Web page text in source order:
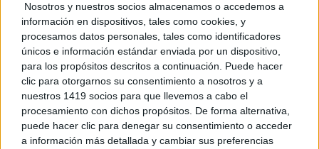
Nosotros y nuestros socios almacenamos o accedemos a
información en dispositivos, tales como cookies, y
procesamos datos personales, tales como identificadores
únicos e información estándar enviada por un dispositivo,
para los propósitos descritos a continuación. Puede hacer
clic para otorgarnos su consentimiento a nosotros y a
nuestros 1419 socios para que llevemos a cabo el
procesamiento con dichos propósitos. De forma alternativa,
puede hacer clic para denegar su consentimiento o acceder
a información más detallada y cambiar sus preferencias
Corepunk MMORPG
Un verdadero MMORPG de la vieja escuela ¡Cómo los
de antes, pero mejor!
DISCOVER WITH
Últimas noticias
La Terraza Ayer y Hoy sortea diez entradas
para vivir 40...